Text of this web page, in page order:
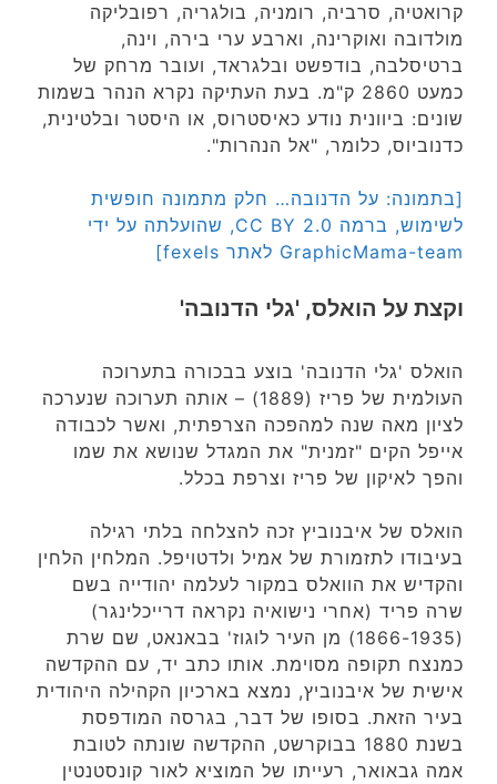
קרואטיה, סרביה, רומניה, בולגריה, רפובליקה
מולדובה ואוקרינה, וארבע ערי בירה, וינה,
ברטיסלבה, בודפשט ובלגראד, ועובר מרחק של
כמעט 2860 ק"מ. בעת העתיקה נקרא הנהר בשמות
שונים: ביוונית נודע כאיסטרוס, או היסטר ובלטינית,
כדנוביוס, כלומר, "אל הנהרות".
[בתמונה: על הדנובה… חלק מתמונה חופשית
לשימוש, ברמה CC BY 2.0, שהועלתה על ידי
GraphicMama-team לאתר fexels]
וקצת על הואלס, 'גלי הדנובה'
הואלס 'גלי הדנובה' בוצע בבכורה בתערוכה
העולמית של פריז (1889) – אותה תערוכה שנערכה
לציון מאה שנה למהפכה הצרפתית, ואשר לכבודה
אייפל הקים "זמנית" את המגדל שנושא את שמו
והפך לאיקון של פריז וצרפת בכלל.
הואלס של איבנוביץ זכה להצלחה בלתי רגילה
בעיבודו לתזמורת של אמיל ולדטויפל. המלחין הלחין
והקדיש את הוואלס במקור לעלמה יהודייה בשם
שרה פריד (אחרי נישואיה נקראה דרייכלינגר)
(1866-1935) מן העיר לוגוז' בבאנאט, שם שרת
כמנצח תקופה מסוימת. אותו כתב יד, עם ההקדשה
אישית של איבנוביץ, נמצא בארכיון הקהילה היהודית
בעיר הזאת. בסופו של דבר, בגרסה המודפסת
בשנת 1880 בבוקרשט, ההקדשה שונתה לטובת
אמה גבאואר, רעייתו של המוציא לאור קונסטנטין